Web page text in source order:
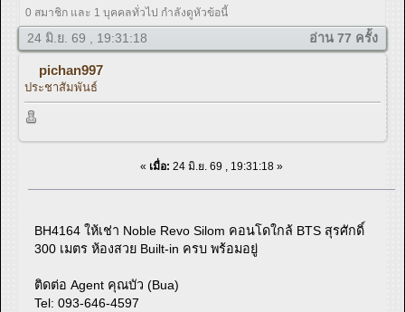
0 สมาชิก และ 1 บุคคลทั่วไป กำลังดูหัวข้อนี้
24 มิ.ย. 69 , 19:31:18 อ่าน 77 ครั้ง
pichan997
ประชาสัมพันธ์
« เมื่อ: 24 มิ.ย. 69 , 19:31:18 »
BH4164 ให้เช่า Noble Revo Silom คอนโดใกล้ BTS สุรศักดิ์
300 เมตร ห้องสวย Built-in ครบ พร้อมอยู่
ติดต่อ Agent คุณบัว (Bua)
Tel: 093-646-4597